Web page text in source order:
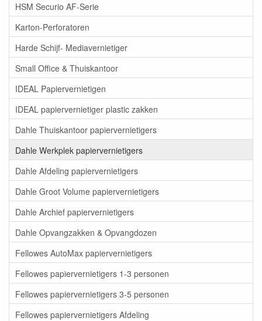
HSM Securio AF-Serie
Karton-Perforatoren
Harde Schijf- Mediavernietiger
Small Office & Thuiskantoor
IDEAL Papiervernietigen
IDEAL papiervernietiger plastic zakken
Dahle Thuiskantoor papiervernietigers
Dahle Werkplek papiervernietigers
Dahle Afdeling papiervernietigers
Dahle Groot Volume papiervernietigers
Dahle Archief papiervernietigers
Dahle Opvangzakken & Opvangdozen
Fellowes AutoMax papiervernietigers
Fellowes papiervernietigers 1-3 personen
Fellowes papiervernietigers 3-5 personen
Fellowes papiervernietigers Afdeling